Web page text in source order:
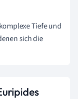
Tiefe und
sich die